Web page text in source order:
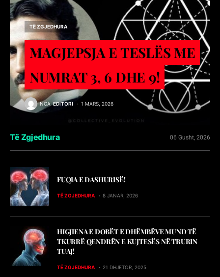
TË ZGJEDHURA
MAGJEPSJA E TESLËS ME
NUMRAT 3, 6 DHE 9!
NGA EDITORI 1 MARS, 2026
Të Zgjedhura 06 Gusht, 2026
FUQIA E DASHURISË!
TË ZGJEDHURA 8 JANAR, 2026
HIGJIENA E DOBËT E DHËMBËVE MUND TË
TKURRË QENDRËN E KUJTESËS NË TRURIN
TUAJ!
TË ZGJEDHURA 21 DHJETOR, 2025